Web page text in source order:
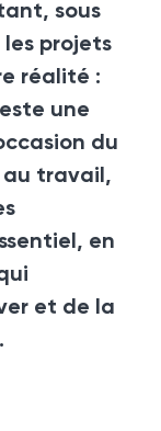
sous
projets
réalité :
une
du
au travail,
en
et de la